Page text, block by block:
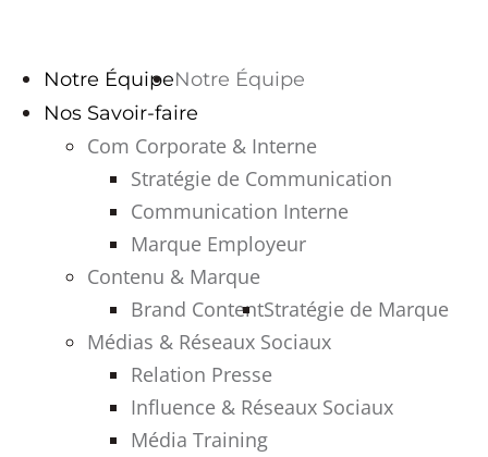
Notre Équipe
Nos Savoir-faire
Com Corporate & Interne
Stratégie de Communication
Communication Interne
Marque Employeur
Contenu & Marque
Brand ContentStratégie de Marque
Médias & Réseaux Sociaux
Relation Presse
Influence & Réseaux Sociaux
Média Training
Notre Équipe